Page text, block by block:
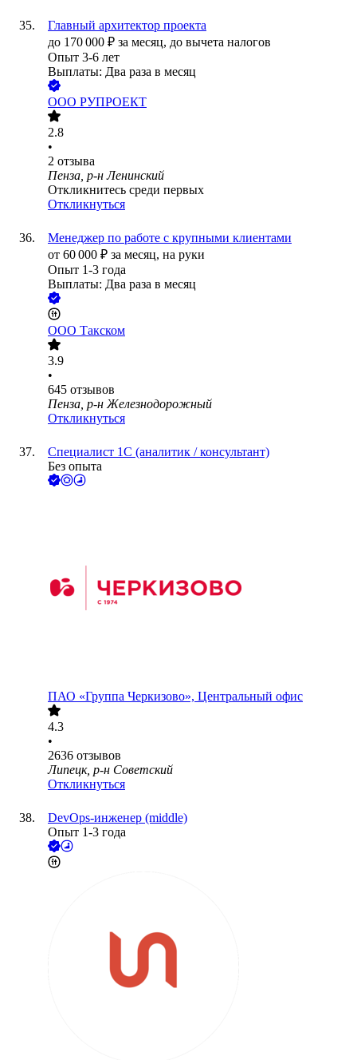
Главный архитектор проекта
до 170 000 ₽ за месяц, до вычета налогов
Опыт 3-6 лет
Выплаты: Два раза в месяц
ООО РУПРОЕКТ
2.8
•
2 отзыва
Пенза, р-н Ленинский
Откликнитесь среди первых
Откликнуться
Менеджер по работе с крупными клиентами
от 60 000 ₽ за месяц, на руки
Опыт 1-3 года
Выплаты: Два раза в месяц
ООО Такском
3.9
•
645 отзывов
Пенза, р-н Железнодорожный
Откликнуться
Специалист 1С (аналитик / консультант)
Без опыта
ПАО «Группа Черкизово», Центральный офис
4.3
•
2636 отзывов
Липецк, р-н Советский
Откликнуться
DevOps-инженер (middle)
Опыт 1-3 года